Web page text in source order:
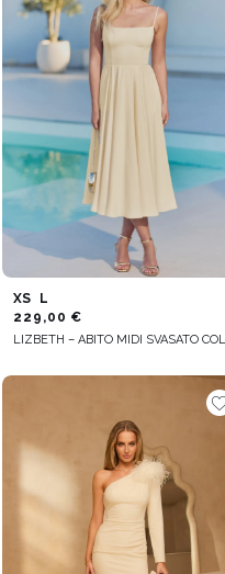
XS
L
229,00 €